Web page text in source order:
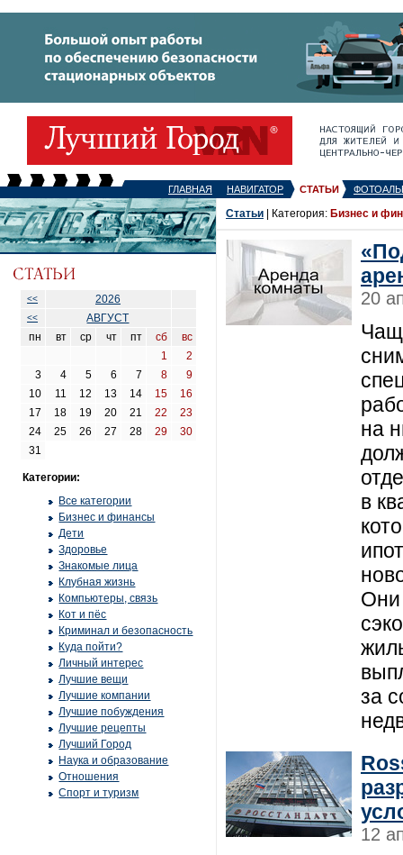
ГЛАВНАЯ НАВИГАТОР СТАТЬИ
<< 2026
<<
АВГУСТ
пн
вт ср чт пт сб
вс
1
2
3
4 5 6 7 8
9
10
11 12 13 14 15
16
17
18 19 20 21 22
23
24
25 26 27 28 29
30
31
Категории:
Все категории
Бизнес и финансы
Дети
Здоровье
Знакомые лица
Клубная жизнь
Компьютеры, связь
Кот и пёс
Криминал и безопасность
Куда пойти?
Личный интерес
Лучшие вещи
Лучшие компании
Лучшие побуждения
Лучшие рецепты
Лучший Город
Наука и образование
Отношения
Спорт и туризм
Статьи | Категория: Бизнес и
20
на
в
Они
за
12